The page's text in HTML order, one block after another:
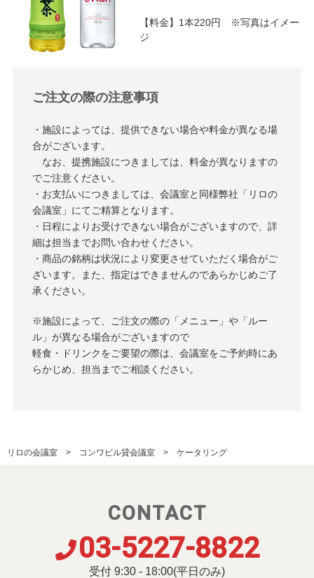
【料金】1本220円 ※写真はイメー
ジ
ご注文の際の注意事項
・施設によっては、提供できない場合や料金が異なる場
合がございます。
なお、提携施設につきましては、料金が異なりますの
でご注意ください。
・お支払いにつきましては、会議室と同様弊社「リロの
会議室」にてご精算となります。
・日程によりお受けできない場合がございますので、詳
細は担当までお問い合わせください。
・商品の銘柄は状況により変更させていただく場合がご
ざいます。また、指定はできませんのであらかじめご了
承ください。
※施設によって、ご注文の際の「メニュー」や「ルー
ル」が異なる場合がございますので
軽食・ドリンクをご要望の際は、会議室をご予約時にあ
らかじめ、担当までご相談ください。
リロの会議室 コンワビル貸会議室 ケータリング
CONTACT
03-5227-8822
受付 9:30 - 18:00(平日のみ)